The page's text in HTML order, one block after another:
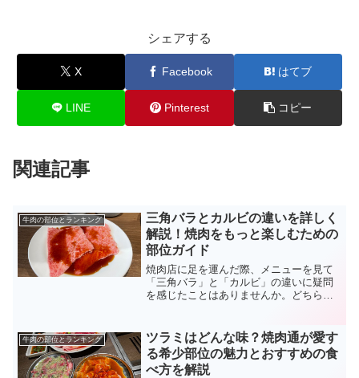
シェアする
X Facebook はてブ
LINE Pinterest コピー
関連記事
牛肉の部位とランキング
三角バラとカルビの違いを詳しく
解説！焼肉をもっと楽しむための
部位ガイド
焼肉店に足を運んだ際、メニューを見て
「三角バラ」と「カルビ」の違いに疑問
を感じたことはありませんか。どちらも
足できるのか迷ってしまう方は少なくあ
りません。カルビは焼肉の...
牛肉の部位とランキング
ツラミはどんな味？焼肉通が愛す
る希少部位の魅力とおすすめの食
べ方を解説